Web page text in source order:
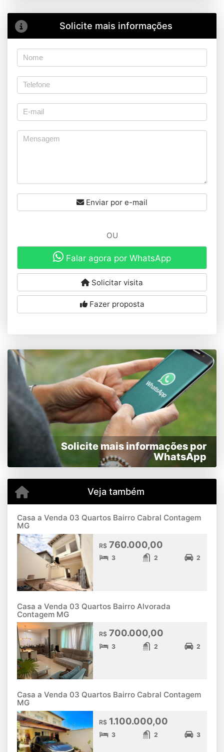
Solicite mais informações
Enviar por e-mail
OU
Falar agora por WhatsApp
Solicitar visita
Fazer proposta
Solicite mais informações por
WhatsApp
Veja também
Casa a Venda 03 Quartos Bairro Cabral Contagem
MG
R$ 760.000,00
3 2 2
Casa a Venda 03 Quartos Bairro Alvorada
Contagem MG
R$ 700.000,00
3 2 2
Casa a Venda 03 Quartos Bairro Cabral Contagem
MG
R$ 1.100.000,00
3 2 3